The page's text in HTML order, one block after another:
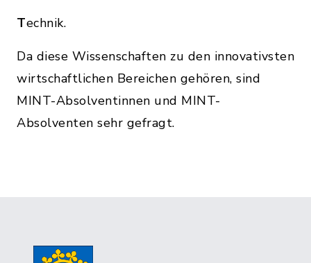
Technik.
Da diese Wissenschaften zu den innovativsten
wirtschaftlichen Bereichen gehören, sind
MINT-Absolventinnen und MINT-
Absolventen sehr gefragt.